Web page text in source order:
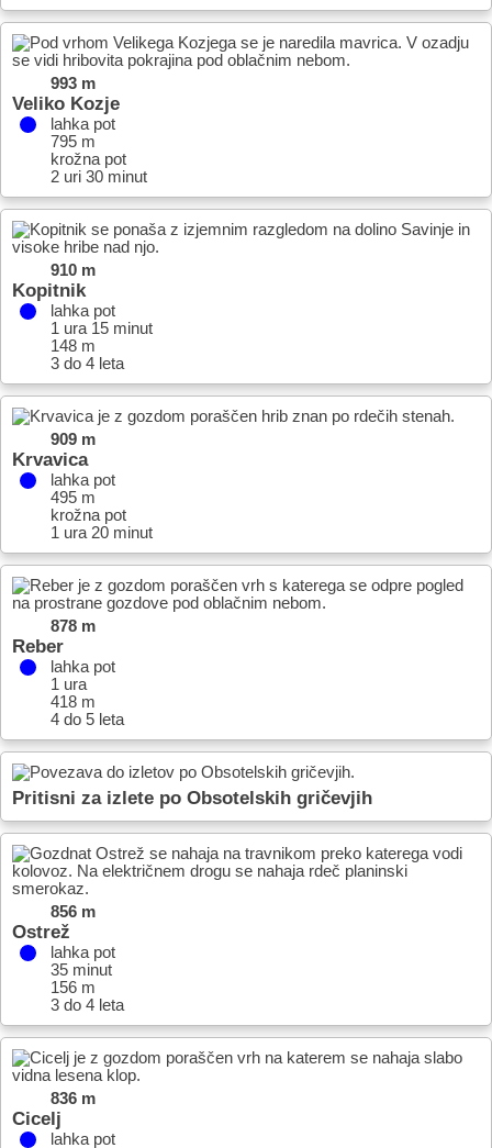
993 m
Veliko Kozje
lahka pot
795 m
krožna pot
2 uri 30 minut
910 m
Kopitnik
lahka pot
1 ura 15 minut
148 m
3 do 4 leta
909 m
Krvavica
lahka pot
495 m
krožna pot
1 ura 20 minut
878 m
Reber
lahka pot
1 ura
418 m
4 do 5 leta
Pritisni za izlete po Obsotelskih gričevjih
856 m
Ostrež
lahka pot
35 minut
156 m
3 do 4 leta
836 m
Cicelj
lahka pot